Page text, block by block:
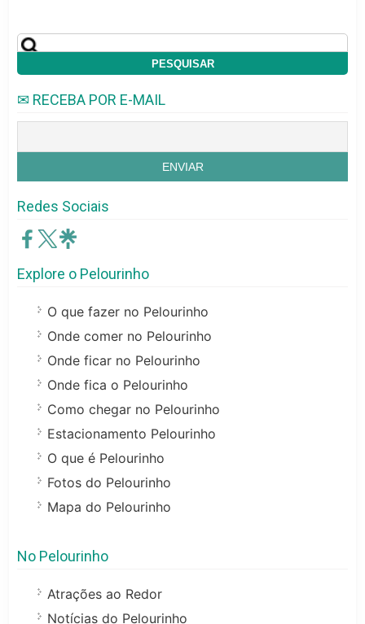
✉ RECEBA POR E-MAIL
Redes Sociais
Explore o Pelourinho
O que fazer no Pelourinho
Onde comer no Pelourinho
Onde ficar no Pelourinho
Onde fica o Pelourinho
Como chegar no Pelourinho
Estacionamento Pelourinho
O que é Pelourinho
Fotos do Pelourinho
Mapa do Pelourinho
No Pelourinho
Atrações ao Redor
Notícias do Pelourinho